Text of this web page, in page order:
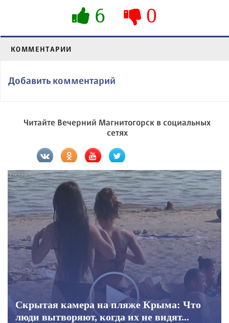
6 0
КОММЕНТАРИИ
Добавить комментарий
Читайте Вечерний Магнитогорск в социальных
сетях
Скрытая камера на пляже Крыма: Что
люди вытворяют, когда их не видят...